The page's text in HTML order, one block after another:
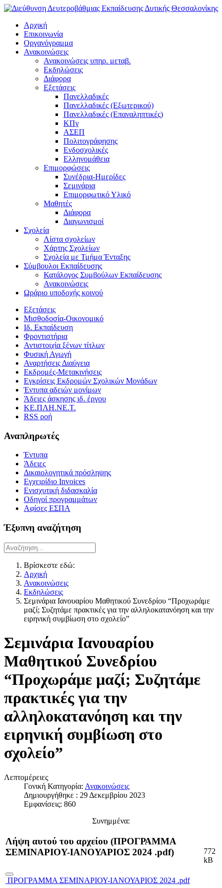
Αρχική
Επικοινωνία
Οργανόγραμμα
Ανακοινώσεις
Ανακοινώσεις υπηρ. μεταβ.
Εκδηλώσεις
Διάφορα
Εξετάσεις
Πανελλαδικές
Πανελλαδικές (Εξωτερικού)
Πανελλαδικές (Επαναληπτικές)
ΚΠγ
ΑΣΕΠ
Πολιτογράφησης
Ενδοσχολικές
Ελληνομάθεια
Επιμορφώσεις
Συνέδρια-Ημερίδες
Σεμινάρια
Επιμορφωτικό Υλικό
Μαθητές
Διάφορα
Διαγωνισμοί
Σχολεία
Λίστα σχολείων
Χάρτης Σχολείων
Σχολεία με Τμήμα Ένταξης
Σύμβουλοι Εκπαίδευσης
Κατάλογος Συμβούλων Εκπαίδευσης
Ανακοινώσεις
Ωράριο υποδοχής κοινού
Εξετάσεις
Μισθοδοσία-Οικονομικό
Ιδ. Εκπαίδευση
Φροντιστήρια
Αντιστοιχία ξένων τίτλων
Φυσική Αγωγή
Αναρτήσεις Διαύγεια
Εκδρομές-Μετακινήσεις
Εγκρίσεις Εκδρομών Σχολικών Μονάδων
Έντυπα αδειών μονίμων
Άδειες άσκησης ιδ. έργου
ΚΕ.ΠΛΗ.ΝΕ.Τ.
RSS ροή
Αναπληρωτές
Έντυπα
Άδειες
Δικαιολογητικά πρόσληψης
Εγχειρίδιο Invoices
Ενισχυτική διδασκαλία
Οδηγοί προγραμμάτων
Αφίσες ΕΣΠΑ
Έξυπνη αναζήτηση
Βρίσκεστε εδώ:
Αρχική
Ανακοινώσεις
Εκδηλώσεις
Σεμινάρια Ιανουαρίου Μαθητικού Συνεδρίου “Προχωράμε
μαζί; Συζητάμε πρακτικές για την αλληλοκατανόηση και την
ειρηνική συμβίωση στο σχολείο”
Σεμινάρια Ιανουαρίου
Μαθητικού Συνεδρίου
“Προχωράμε μαζί; Συζητάμε
πρακτικές για την
αλληλοκατανόηση και την
ειρηνική συμβίωση στο
σχολείο”
Λεπτομέρειες
Γονική Κατηγορία: Ανακοινώσεις
Δημιουργήθηκε : 29 Δεκεμβρίου 2023
Εμφανίσεις: 860
Συνημμένα:
Λήψη αυτού του αρχείου (ΠΡΟΓΡΑΜΜΑ
ΣΕΜΙΝΑΡΙΟΥ-ΙΑΝΟΥΑΡΙΟΣ 2024 .pdf)
ΠΡΟΓΡΑΜΜΑ ΣΕΜΙΝΑΡΙΟΥ-ΙΑΝΟΥΑΡΙΟΣ 2024 .pdf
772
kB